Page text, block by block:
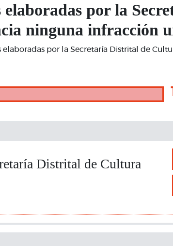
por la
ninguna infracción
elaboradas por la Secretaría Distrital de
Distrital de Cultura